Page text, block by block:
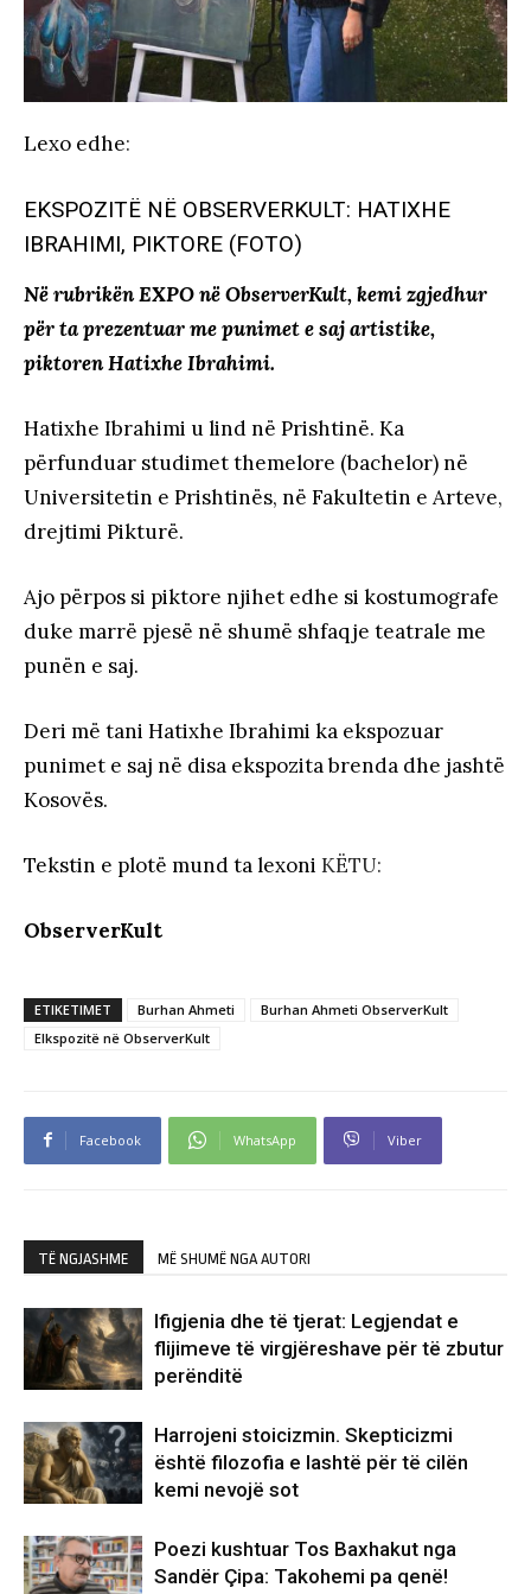
Lexo edhe:
EKSPOZITË NË OBSERVERKULT: HATIXHE
IBRAHIMI, PIKTORE (FOTO)
Në rubrikën EXPO në ObserverKult, kemi zgjedhur
për ta prezentuar me punimet e saj artistike,
piktoren Hatixhe Ibrahimi.
Hatixhe Ibrahimi u lind në Prishtinë. Ka
përfunduar studimet themelore (bachelor) në
Universitetin e Prishtinës, në Fakultetin e Arteve,
drejtimi Pikturë.
Ajo përpos si piktore njihet edhe si kostumografe
duke marrë pjesë në shumë shfaqje teatrale me
punën e saj.
Deri më tani Hatixhe Ibrahimi ka ekspozuar
punimet e saj në disa ekspozita brenda dhe jashtë
Kosovës.
Tekstin e plotë mund ta lexoni KËTU:
ObserverKult
ETIKETIMET Burhan Ahmeti
Burhan Ahmeti ObserverKult
Elkspozitë në ObserverKult
Facebook WhatsApp Viber
TË NGJASHME MË SHUMË NGA AUTORI
Ifigjenia dhe të tjerat: Legjendat e
flijimeve të virgjëreshave për të zbutur
perënditë
Harrojeni stoicizmin. Skepticizmi
është filozofia e lashtë për të cilën
kemi nevojë sot
Poezi kushtuar Tos Baxhakut nga
Sandër Çipa: Takohemi pa qenë!